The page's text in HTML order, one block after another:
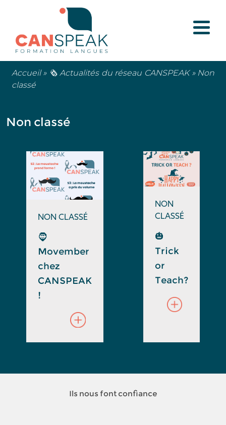
Accueil» 🗞️ Actualités du réseau CANSPEAK» Non
classé
Non classé
NON CLASSÉ
🧔
Movember
chez
CANSPEAK
!
NON
CLASSÉ
🎃
Trick
or
Teach?
Ils nous font confiance